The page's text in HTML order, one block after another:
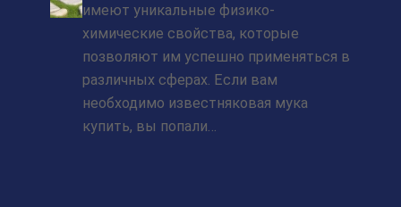
имеют уникальные физико-
химические свойства, которые
позволяют им успешно применяться в
различных сферах. Если вам
необходимо известняковая мука
купить, вы попали…